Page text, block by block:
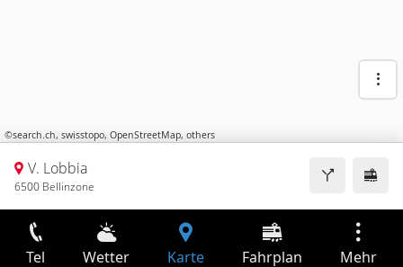
©search.ch, swisstopo, OpenStreetMap, others
V. Lobbia
6500 Bellinzone
Tel Wetter Karte Fahrplan Mehr